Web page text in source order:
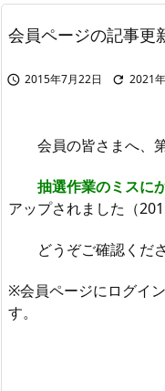
会員ページの記事更
 2015年7月22日  2021
会員の皆さまへ、第
抽選作業のミスに
アップされました（
どうぞご確認くださ
※会員ページにログイ
す。